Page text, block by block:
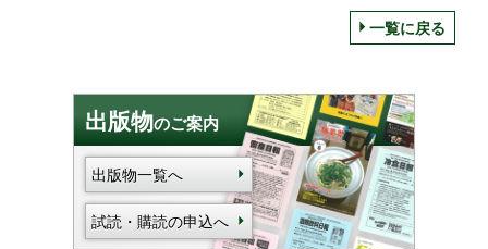
一覧に戻る
出版物のご案内
出版物一覧へ
試読・購読の申込へ